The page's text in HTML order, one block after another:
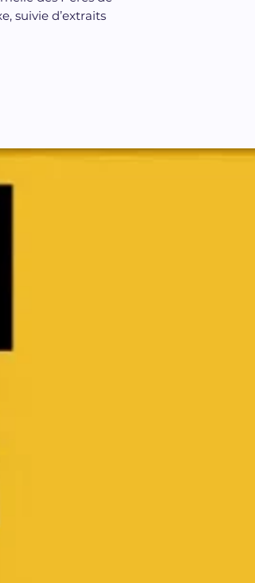
suivie d’extraits